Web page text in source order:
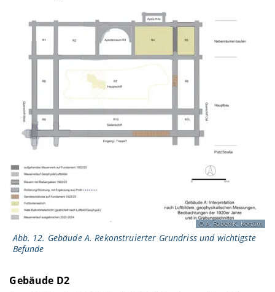
A. Faber/K. Kortüm
Abb. 12. Gebäude A. Rekonstruierter Grundriss und wichtigste
Befunde
Gebäude D2